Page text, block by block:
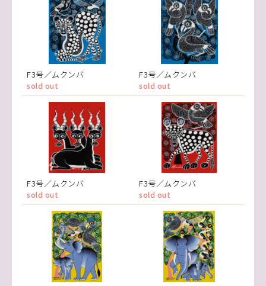
F3号／ムクンバ
sold out
F3号／ムクンバ
sold out
F3号／ムクンバ
sold out
F3号／ムクンバ
sold out